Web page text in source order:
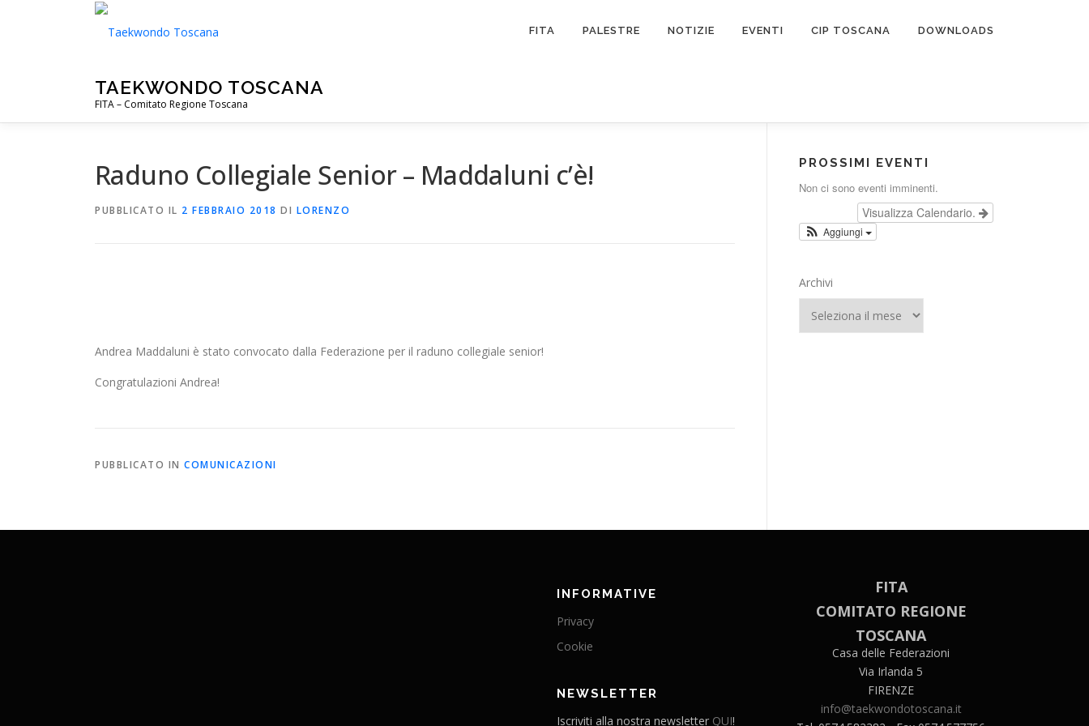
TAEKWONDO TOSCANA
FITA – Comitato Regione Toscana
FITA PALESTRE NOTIZIE EVENTI CIP TOSCANA DOWNLOADS
Raduno Collegiale Senior – Maddaluni c’è!
PUBBLICATO IL 2 FEBBRAIO 2018 DI LORENZO
Andrea Maddaluni è stato convocato dalla Federazione per il raduno collegiale senior!
Congratulazioni Andrea!
PUBBLICATO IN COMUNICAZIONI
PROSSIMI EVENTI
Non ci sono eventi imminenti.
Visualizza Calendario.
Aggiungi
Archivi
INFORMATIVE
Privacy
Cookie
NEWSLETTER
Iscriviti alla nostra newsletter QUI!
FITA
COMITATO REGIONE
TOSCANA
Casa delle Federazioni
Via Irlanda 5
FIRENZE
info@taekwondotoscana.it